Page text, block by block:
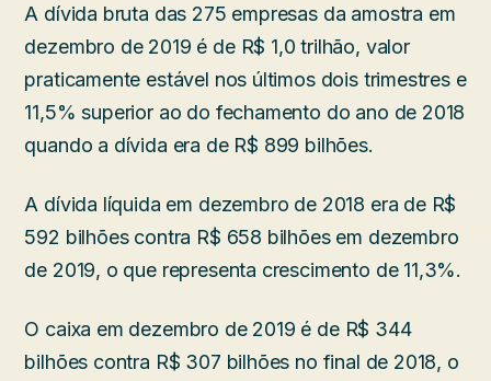
A dívida bruta das 275 empresas da amostra em
dezembro de 2019 é de R$ 1,0 trilhão, valor
praticamente estável nos últimos dois trimestres e
11,5% superior ao do fechamento do ano de 2018
quando a dívida era de R$ 899 bilhões.
A dívida líquida em dezembro de 2018 era de R$
592 bilhões contra R$ 658 bilhões em dezembro
de 2019, o que representa crescimento de 11,3%.
O caixa em dezembro de 2019 é de R$ 344
bilhões contra R$ 307 bilhões no final de 2018, o